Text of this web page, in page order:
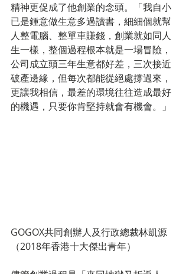
精神更促成了他創業的念頭。「我自小
已是鍾意做生意多過讀書，細細個就幫
人整電腦、整單車賺錢，創業就如同人
生一樣，整個過程根本就是一場冒險，
公司成立頭三年生意都好差，三次接近
破產邊緣，但每次都能從絕處撐過來，
更讓我相信，最差的環境往往造成最好
的機遇，只要你肯堅持就會有機會。」
GOGOX共同創辦人及行政總裁林凱源
（2018年香港十大傑出青年）